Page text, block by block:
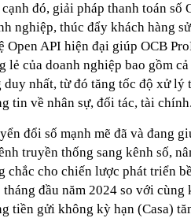
cạnh đó, giải pháp thanh toán
nghiệp, thúc đẩy khách hàng
Open API hiện đại giúp OCB
lẻ của doanh nghiệp bao gồm
duy nhất, từ đó tăng tốc độ xử lý
tin về nhân sự, đối tác, tài
đổi số mạnh mẽ đã và đang
truyền thống sang kênh số,
chắc cho chiến lược phát triển
tháng đầu năm 2024 so với
tiền gửi không kỳ hạn (Casa)